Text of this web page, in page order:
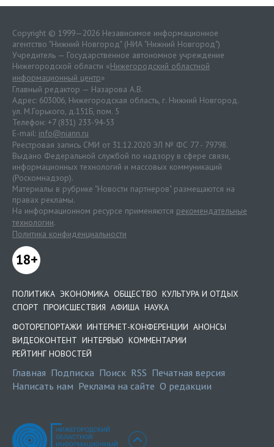
Copyright © 1999—2026 Независимое информационное
агентство "Нижний Новгород" (НИА "Нижний Новгород")
Учредитель — Государственное автономное учреждение
Нижегородской области «Нижегородский областной
информационный центр»
Главный редактор — Назарова А.В.
Адрес: 603006, Нижегородская область, г. Нижний Новгород.
ул. М.Горького, д.151Б, пом. 5
Телефон: +7 (831) 233-94-53
E-mail: info@niann.ru
Реестровая запись СМИ от 31.12.2020 ЭЛ № ФС 77 - 79798.
Выдано Федеральной службой по надзору в сфере связи,
информационных технологий и массовых коммуникаций
(Роскомнадзор).
Материалы в рубрике "Новости партнеров" размещаются на
правах рекламы.
На информационном ресурсе применяются рекомендательные
технологии.
Политика конфиденциальности
18+
ПОЛИТИКА ЭКОНОМИКА ОБЩЕСТВО КУЛЬТУРА И ОТДЫХ
СПОРТ ПРОИСШЕСТВИЯ АФИША НАУКА
ФОТОРЕПОРТАЖИ ИНТЕРНЕТ-КОНФЕРЕНЦИИ АНОНСЫ
ВИДЕОКОНТЕНТ ИНТЕРВЬЮ КОММЕНТАРИИ
РЕЙТИНГ НОВОСТЕЙ
Главная Подписка Поиск RSS Печатная версия
Написать нам Реклама на сайте О редакции